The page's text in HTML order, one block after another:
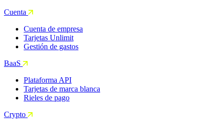
Cuenta
Cuenta de empresa
Tarjetas Unlimit
Gestión de gastos
BaaS
Plataforma API
Tarjetas de marca blanca
Rieles de pago
Crypto